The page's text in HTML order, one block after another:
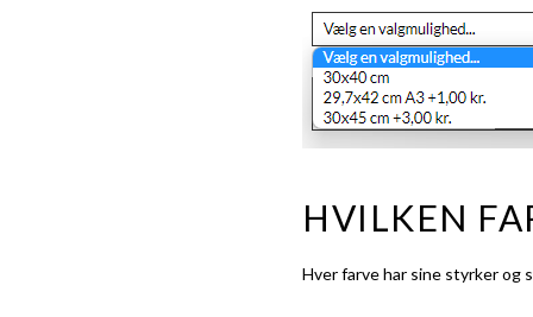
HVILKEN
Hver farve har sine styrker og